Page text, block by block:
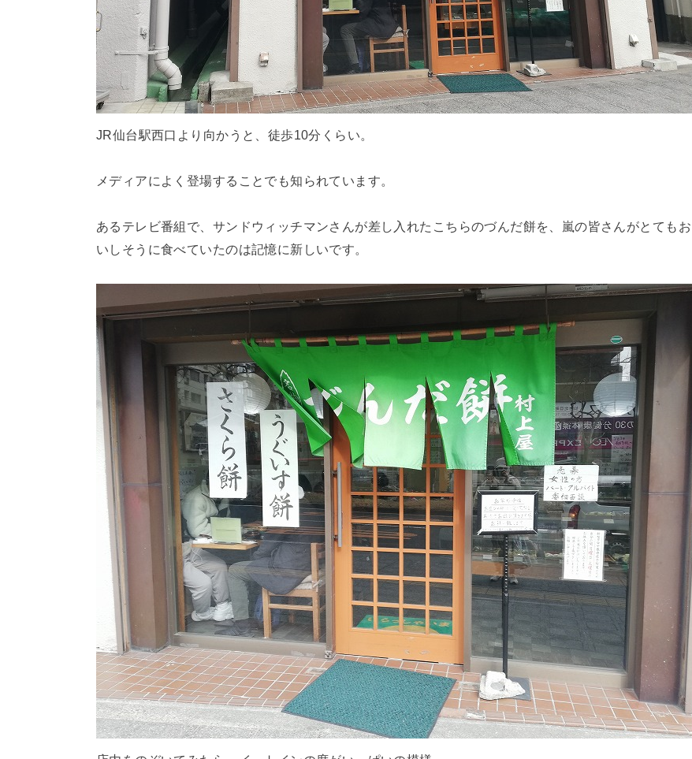
JR仙台駅西口より向かうと、徒歩10分くらい。
メディアによく登場することでも知られています。
あるテレビ番組で、サンドウィッチマンさんが差し入れたこちらのづんだ餅を、嵐の皆さんがとてもお
いしそうに食べていたのは記憶に新しいです。